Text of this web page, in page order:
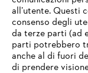
STIHL FAQ
all’utente. Questi
consenso degli
da terze parti (ad
parti potrebbero
anche al di fuori
di prendere